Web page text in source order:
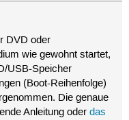
DVD oder
wie gewohnt startet,
USB-Speicher
(Boot-Reihenfolge)
Die genaue
Anleitung oderdas